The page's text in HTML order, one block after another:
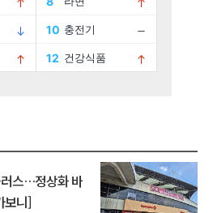
러스…정상화 바
보니]